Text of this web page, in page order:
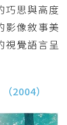
巧思與高度
影像敘事美
視覺語言呈
2004）